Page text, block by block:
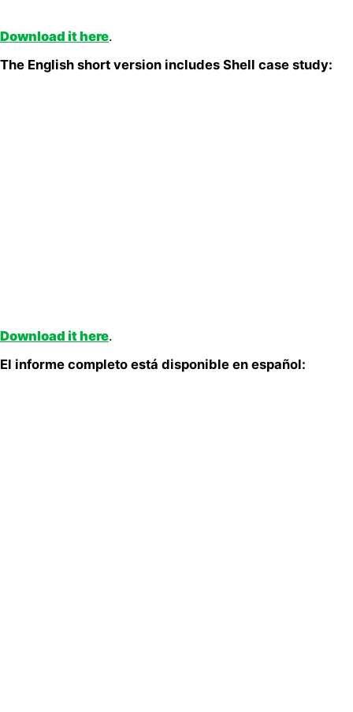
Download it here.
The English short version includes Shell case study:
Download it here.
El informe completo está disponible en español: